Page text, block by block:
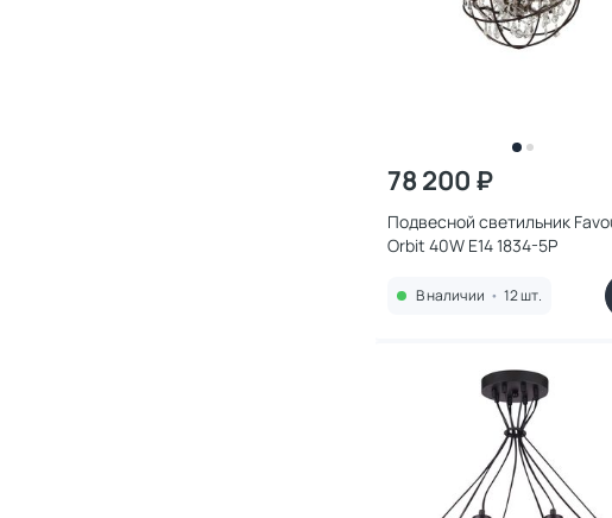
78 200 ₽
Подвесной светильник
Orbit 40W E14 1834-5P
В наличии • 12 шт.